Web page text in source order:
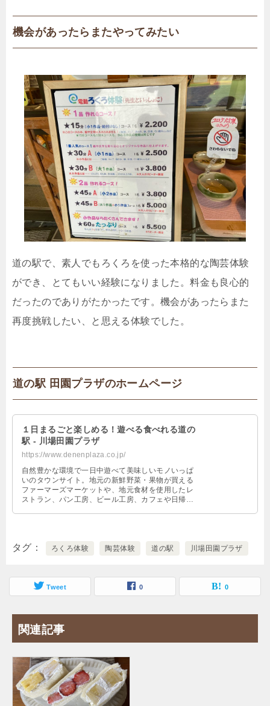
機会があったらまたやってみたい
道の駅で、素人でもろくろを使った本格的な陶芸体験
ができ、とてもいい経験になりました。料金も良心的
だったのでありがたかったです。機会があったらまた
再度挑戦したい、と思える体験でした。
道の駅 田園プラザのホームページ
１日まるごと楽しめる！遊べる食べれる道の
駅 - 川場田園プラザ
https://www.denenplaza.co.jp/
自然豊かな環境で一日中遊べて美味しいモノいっぱ
いのタウンサイト。地元の新鮮野菜・果物が買える
ファーマーズマーケットや、地元食材を使用したレ
ストラン、パン工房、ビール工房、カフェや日帰り
タグ ろくろ体験 陶芸体験 道の駅 川場田園プラザ
Tweet 0 0
関連記事